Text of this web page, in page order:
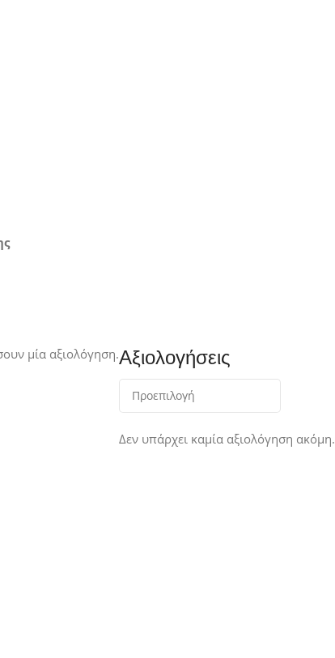
Αξιολογήσεις
Δεν υπάρχει καμία αξιολόγηση ακόμη.
μία αξιολόγηση.